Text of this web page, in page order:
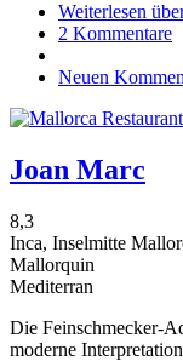
Weiterlesen
2 Kommentare
Neuen
Joan Marc
8,3
Inca, Inselmitte
Mallorquin
Mediterran
Die Feinschmecker-
moderne